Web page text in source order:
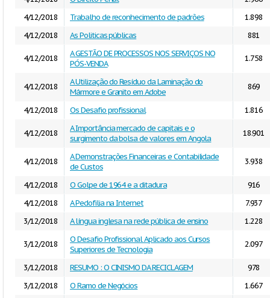
4/12/2018
Trabalho de reconhecimento de padrões
1.898
4/12/2018
As Politicas públicas 881
4/12/2018
A GESTÃO DE PROCESSOS NOS SERVIÇOS NO
PÓS-VENDA
1.758
4/12/2018
A Utilização do Resíduo da Laminação do
Mármore e Granito em Adobe
869
4/12/2018 Os Desafio profissional 1.816
4/12/2018
A Importância mercado de capitais e o
surgimento da bolsa de valores em Angola
18.901
4/12/2018
A Demonstrações Financeiras e Contabilidade
de Custos
3.938
4/12/2018 O Golpe de 1964 e a ditadura
916
4/12/2018
A Pedofilia na Internet
7.937
3/12/2018
A língua inglesa na rede pública de ensino 1.228
3/12/2018
O Desafio Profissional Aplicado aos Cursos
Superiores de Tecnologia
2.097
3/12/2018 RESUMO : O CINISMO DA RECICLAGEM
978
3/12/2018
O Ramo de Negócios
1.667